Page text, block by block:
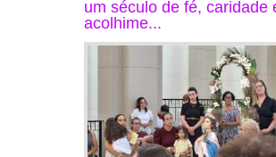
um século de fé, caridade
acolhime...